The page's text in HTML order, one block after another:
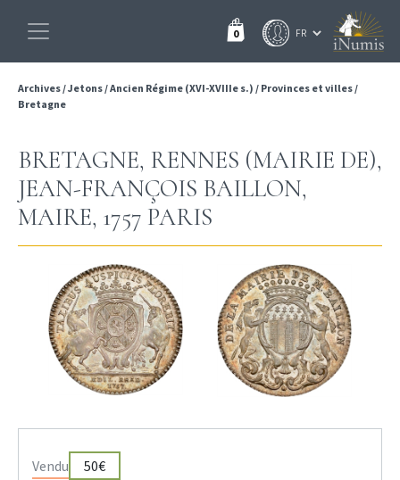
0
Archives/Jetons/Ancien Régime (XVI-XVIIIe s.) / Provinces et villes/
Bretagne
BRETAGNE, RENNES (MAIRIE DE),
JEAN-FRANÇOIS BAILLON,
MAIRE, 1757 PARIS
Vendu 50€